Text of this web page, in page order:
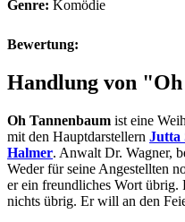
Genre: Komödie
Bewertung:
Handlung von
Oh Tannenbaum ist eine
mit den Hauptdarstellern Jutta
Halmer. Anwalt Dr. Wagner,
Weder für seine Angestellten
er ein freundliches Wort übrig.
nichts übrig. Er will an den